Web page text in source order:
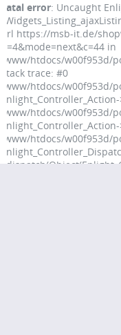
Fatal error: Uncaught
url https://msb-it.de/
p=4&mode=next&c=44 in
/www/htdocs/
Stack trace: #0
/www/htdocs/
/www/htdocs/
/www/htdocs/